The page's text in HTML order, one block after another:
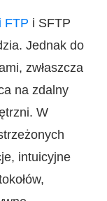
FTP i SFTP
Jednak do
zwłaszcza
na zdalny
W
intuicyjne